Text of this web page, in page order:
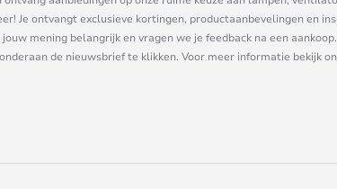
Je ontvangt exclusieve kortingen, productaanbevelingen en
mening belangrijk en vragen we je feedback na een
de nieuwsbrief te klikken. Voor meer informatie bekijk